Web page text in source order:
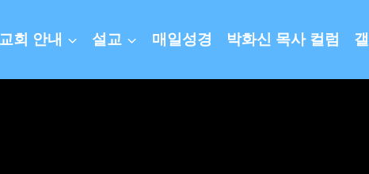
교회 안내 설교 매일성경 박화신 목사 컬럼